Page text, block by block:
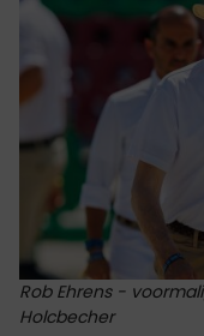
Rob Ehrens -
Holcbecher